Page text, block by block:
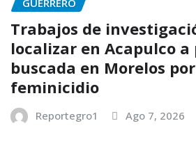
GUERRERO
Trabajos de
localizar en Acapulco a
buscada en Morelos
feminicidio
Reportegro1 Ago 7, 2026